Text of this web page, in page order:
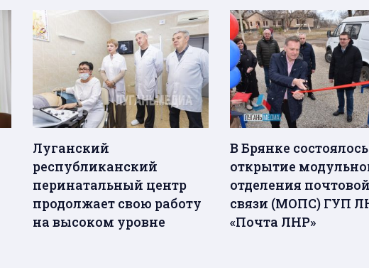
Луганский
республиканский
перинатальный центр
продолжает свою работу
на высоком уровне
В Брянке состоялось
открытие
отделения почтовой
связи (МОПС) ГУП
«Почта ЛНР»